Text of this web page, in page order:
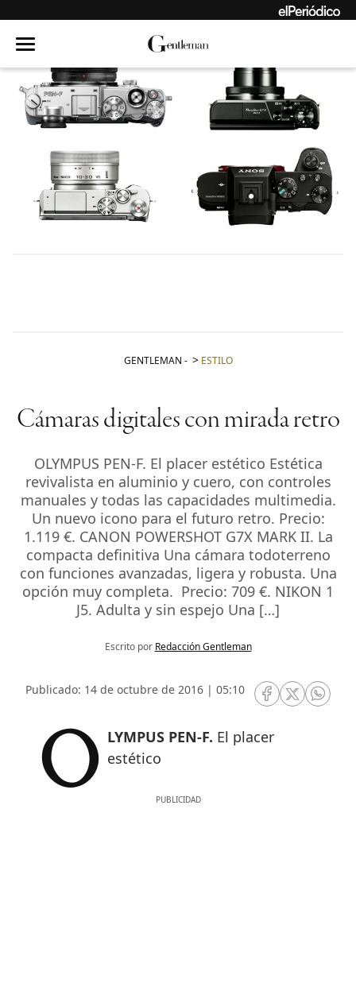
GENTLEMAN - ESTILO
Cámaras digitales con mirada retro
OLYMPUS PEN-F. El placer estético Estética
revivalista en aluminio y cuero, con controles
manuales y todas las capacidades multimedia.
Un nuevo icono para el futuro retro. Precio:
1.119 €. CANON POWERSHOT G7X MARK II. La
compacta definitiva Una cámara todoterreno
con funciones avanzadas, ligera y robusta. Una
opción muy completa. Precio: 709 €. NIKON 1
J5. Adulta y sin espejo Una […]
Escrito por Redacción Gentleman
Publicado: 14 de octubre de 2016 | 05:10
RRSS Facebook
RRSSRRSS
OLYMPUS PEN-F. El placer
estético